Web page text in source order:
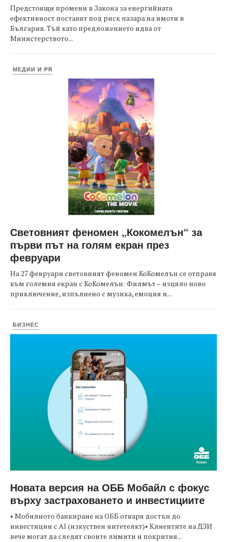
Предстоящи промени в Закона за енергийната
ефективност поставят под риск пазара на имоти в
България. Тъй като предложението идва от
Министерството...
МЕДИИ И PR
Световният феномен „Кокомелън“ за
първи път на голям екран през
февруари
На 27 февруари световният феномен КоКомелън се отправя
към големия екран с КоКомелън: Филмът – изцяло ново
приключение, изпълнено с музика, емоция и...
БИЗНЕС
Новата версия на ОББ Мобайл с фокус
върху застраховането и инвестициите
• Мобилното банкиране на ОББ отваря достъп до
инвестиции с AI (изкуствен интетелкт)• Клиентите на ДЗИ
вече могат да следят своите лимити и покрития...